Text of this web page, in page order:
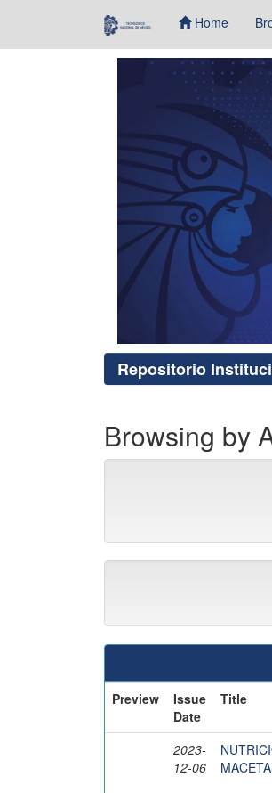
Home
Repositorio
Browsing by
Preview
Issue
Date
Title
2023-
12-06